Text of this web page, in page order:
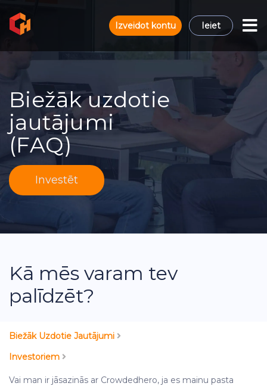
Izveidot kontu Ieiet
Biežāk uzdotie
jautājumi
(FAQ)
Investēt
Kā mēs varam tev
palīdzēt?
Biežāk Uzdotie Jautājumi
Investoriem
Vai man ir jāsazinās ar Crowdedhero, ja es mainu pasta